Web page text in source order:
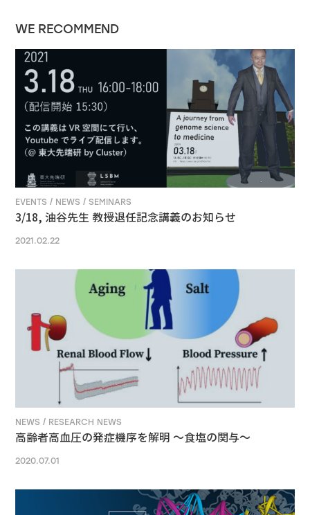
WE RECOMMEND
EVENTS / NEWS / SEMINARS
3/18, 油谷先生 教授退任記念講義のお知らせ
2021.02.22
NEWS / RESEARCH NEWS
高齢者高血圧の発症機序を解明 ～食塩の関与～
2020.07.01